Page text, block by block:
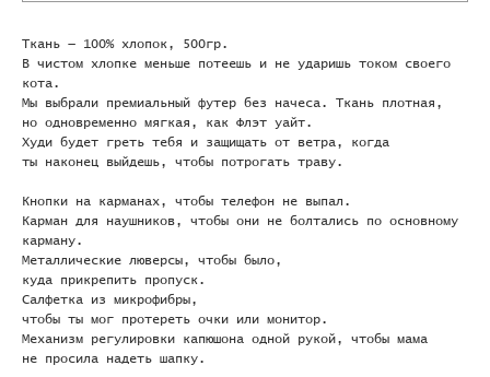
Ткань — 100% хлопок, 500гр.
В чистом хлопке меньше потеешь и не ударишь током своего
кота.
Мы выбрали премиальный футер без начеса. Ткань плотная,
но одновременно мягкая, как Флэт уайт.
Худи будет греть тебя и защищать от ветра, когда
ты наконец выйдешь, чтобы потрогать траву.
Кнопки на карманах, чтобы телефон не выпал.
Карман для наушников, чтобы они не болтались по основному
карману.
Металлические люверсы, чтобы было,
куда прикрепить пропуск.
Cалфетка из микрофибры,
чтобы ты мог протереть очки или монитор.
Механизм регулировки капюшона одной рукой, чтобы мама
не просила надеть шапку.